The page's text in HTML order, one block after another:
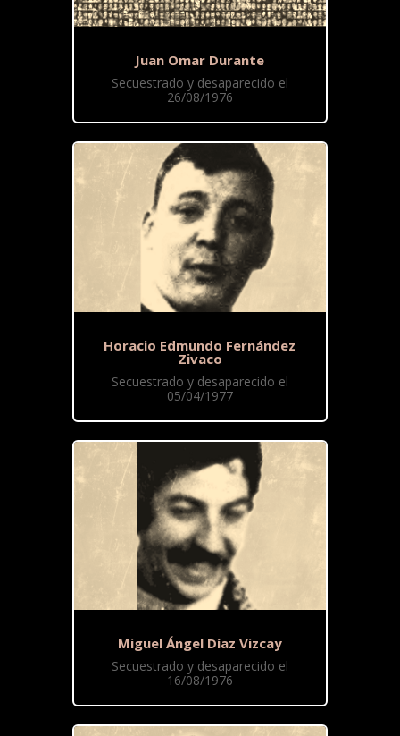
Juan Omar Durante
Secuestrado y desaparecido el
26/08/1976
Horacio Edmundo Fernández
Zivaco
Secuestrado y desaparecido el
05/04/1977
Miguel Ángel Díaz Vizcay
Secuestrado y desaparecido el
16/08/1976